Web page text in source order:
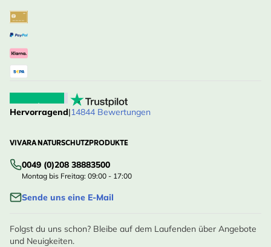
Hervorragend|14844 Bewertungen
VIVARA NATURSCHUTZPRODUKTE
0049 (0)208 38883500
Montag bis Freitag: 09:00 - 17:00
Sende uns eine E-Mail
Folgst du uns schon? Bleibe auf dem Laufenden über Angebote
und Neuigkeiten.